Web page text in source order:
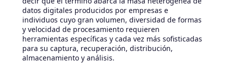
datos digitales producidos por empresas e
individuos cuyo gran volumen, diversidad de formas
y velocidad de procesamiento requieren
herramientas específicas y cada vez más sofisticadas
para su captura, recuperación, distribución,
almacenamiento y análisis.